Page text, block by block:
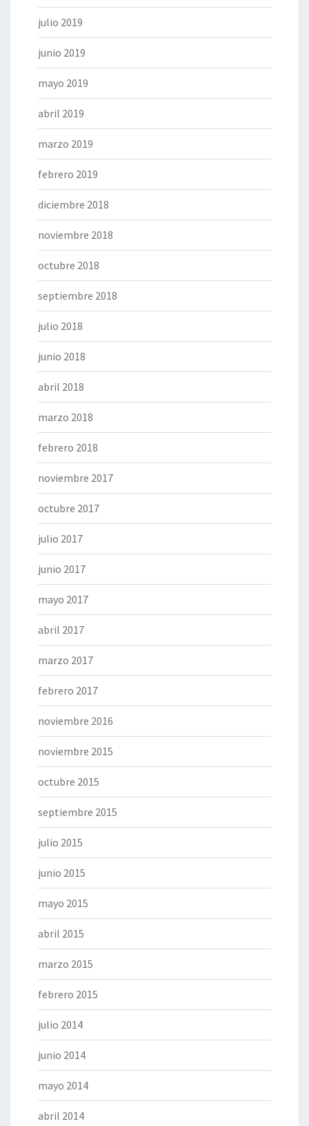
julio 2019
junio 2019
mayo 2019
abril 2019
marzo 2019
febrero 2019
diciembre 2018
noviembre 2018
octubre 2018
septiembre 2018
julio 2018
junio 2018
abril 2018
marzo 2018
febrero 2018
noviembre 2017
octubre 2017
julio 2017
junio 2017
mayo 2017
abril 2017
marzo 2017
febrero 2017
noviembre 2016
noviembre 2015
octubre 2015
septiembre 2015
julio 2015
junio 2015
mayo 2015
abril 2015
marzo 2015
febrero 2015
julio 2014
junio 2014
mayo 2014
abril 2014